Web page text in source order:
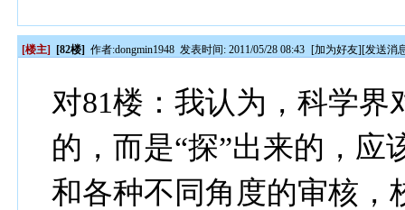
[楼主] [82楼] 作者:dongmin1948 发表时间: 2011/05/28 08:43 [加为好友][发送消
对81楼：我认为，科学界
的，而是“探”出来的，
和各种不同角度的审核，